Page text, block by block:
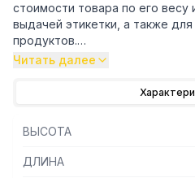
стоимости товара по его
выдачей этикетки, а также
продуктов.
– Автоматический расчет
массы и цены за единицу
– Расчет сдачи
Читать далее
ВЫСОТА
ДЛИНА